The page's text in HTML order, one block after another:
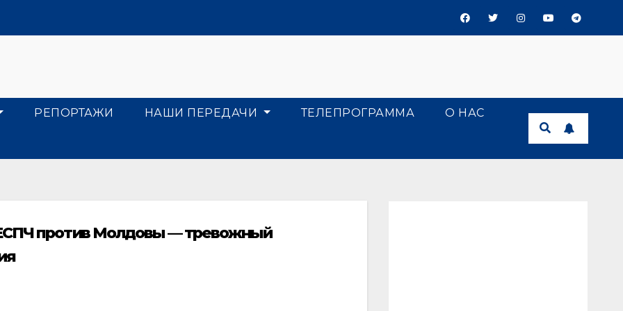
РЕПОРТАЖИ НАШИ ПЕРЕДАЧИ ТЕЛЕПРОГРАММА О НАС
против Молдовы — тревожный